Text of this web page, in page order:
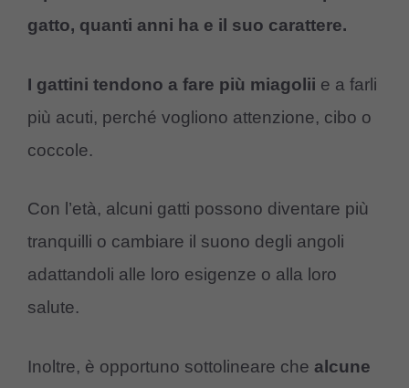
gatto, quanti anni ha e il suo carattere.
I gattini tendono a fare più miagolii e a farli
più acuti, perché vogliono attenzione, cibo o
coccole.
Con l’età, alcuni gatti possono diventare più
tranquilli o cambiare il suono degli angoli
adattandoli alle loro esigenze o alla loro
salute.
Inoltre, è opportuno sottolineare che alcune